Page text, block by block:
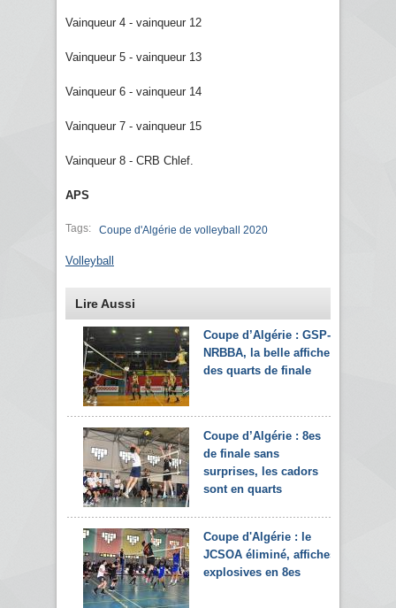
Vainqueur 4 - vainqueur 12
Vainqueur 5 - vainqueur 13
Vainqueur 6 - vainqueur 14
Vainqueur 7 - vainqueur 15
Vainqueur 8 - CRB Chlef.
APS
Tags: Coupe d'Algérie de volleyball 2020
Volleyball
Lire Aussi
Coupe d’Algérie : GSP-
NRBBA, la belle affiche
des quarts de finale
Coupe d’Algérie : 8es
de finale sans
surprises, les cadors
sont en quarts
Coupe d'Algérie : le
JCSOA éliminé, affiches
explosives en 8es